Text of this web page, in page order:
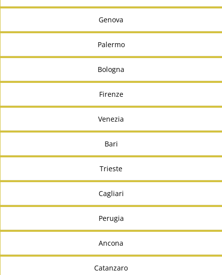
Genova
Palermo
Bologna
Firenze
Venezia
Bari
Trieste
Cagliari
Perugia
Ancona
Catanzaro